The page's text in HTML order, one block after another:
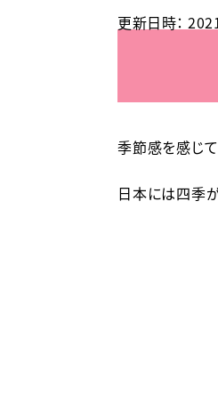
更新日時：
季節感を感じ
日本には四季